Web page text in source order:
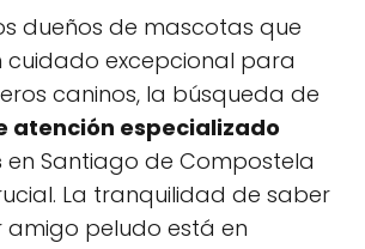
dueños de mascotas que
cuidado excepcional para
caninos, la búsqueda de
atención especializado
en Santiago de Compostela
La tranquilidad de saber
amigo peludo está en